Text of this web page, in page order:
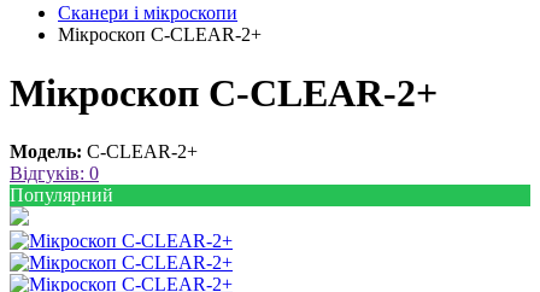
Сканери і мікроскопи
Мікроскоп C-CLEAR-2+
Мікроскоп C-CLEAR-2+
Модель: C-CLEAR-2+
Відгуків: 0
Популярний